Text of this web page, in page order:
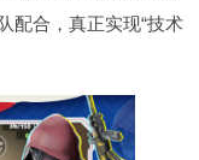
配合，真正实现“技术